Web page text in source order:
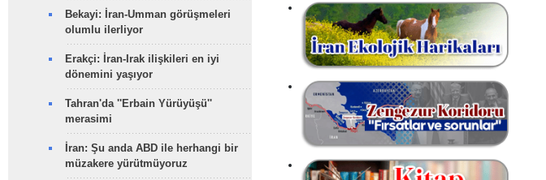
Bekayi: İran-Umman görüşmeleri
olumlu ilerliyor
Erakçi: İran-Irak ilişkileri en iyi
dönemini yaşıyor
Tahran'da ''Erbain Yürüyüşü''
merasimi
İran: Şu anda ABD ile herhangi bir
müzakere yürütmüyoruz